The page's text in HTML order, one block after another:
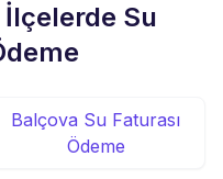
Su
Balçova Su Faturası
Ödeme